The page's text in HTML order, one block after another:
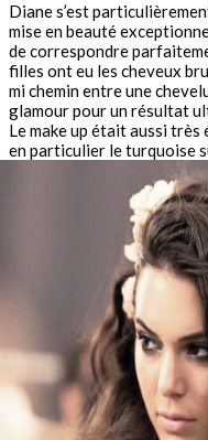
Diane s’est
mise en beauté
de correspondre
filles ont eu les cheveux
mi chemin entre une
glamour pour un résultat
Le make up était aussi
en particulier le turquoise